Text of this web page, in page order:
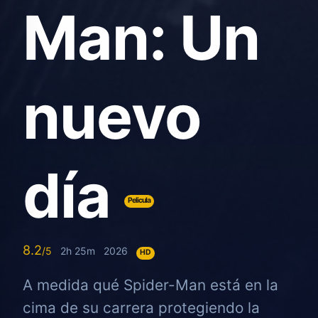
Man: Un
nuevo
día
Pelicula
8.2 2h 25m 2026 HD
A medida qué Spider-Man está en la
cima de su carrera protegiendo la